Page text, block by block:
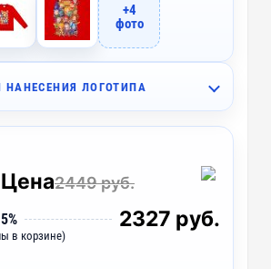
НАНЕСЕНИЯ ЛОГОТИПА
цветов) ~ 4 дня
(10 цветов)
+4
фото
Цена2449 руб.
в корзине)
2327 руб.